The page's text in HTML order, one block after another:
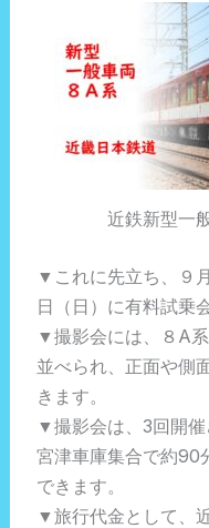
近鉄新型一
▼これに先立ち、９
日（日）に有料試乗
▼撮影会には、８A
並べられ、正面や側
きます。
▼撮影会は、3回開催
宮津車庫集合で約90
できます。
▼旅行代金として、